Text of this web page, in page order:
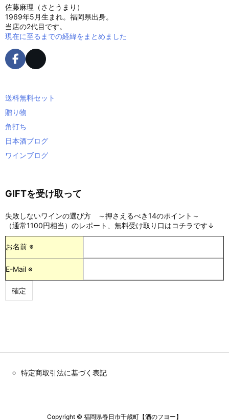
佐藤麻理（さとうまり）
1969年5月生まれ。福岡県出身。
当店の2代目です。
現在に至るまでの経緯をまとめました
送料無料セット
贈り物
角打ち
日本酒ブログ
ワインブログ
GIFTを受け取って
失敗しないワインの選び方 ～押さえるべき14のポイント～
（通常1100円相当）のレポート、無料受け取り口はコチラです↓
お名前 ※
E-Mail ※
特定商取引法に基づく表記
Copyright © 福岡県春日市千歳町【酒のフヨー】